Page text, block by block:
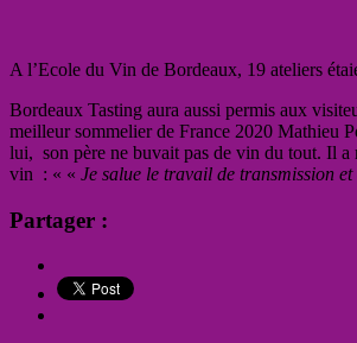
A l’Ecole du Vin de Bordeaux, 19 ateliers
Bordeaux Tasting aura aussi permis aux
meilleur sommelier de France 2020 Mathieu
lui, son père ne buvait pas de vin du tout. Il a
vin : « « Je salue le travail de transmission
Partager :